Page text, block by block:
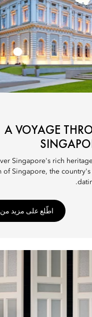
A VOYAGE
Singapore's rich
of Singapore, the
اطّلع على مزيد من